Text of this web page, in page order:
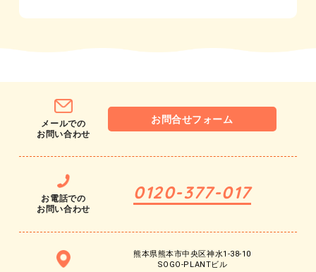
メールでの
お問い合わせ
お問合せフォーム
お電話での
お問い合わせ
0120-377-017
熊本県熊本市中央区神水1-38-10
SOGO-PLANTビル